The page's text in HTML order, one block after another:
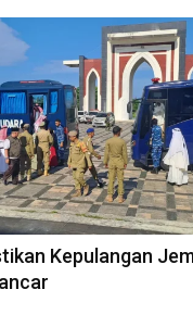
Kepulangan